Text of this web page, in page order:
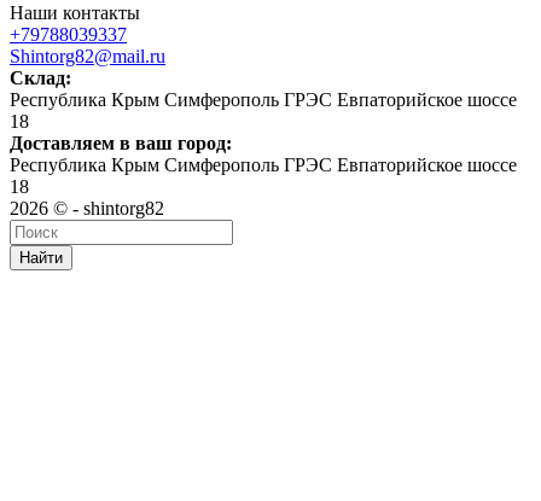
Наши контакты
+79788039337
Shintorg82@mail.ru
Склад:
Республика Крым Симферополь ГРЭС Евпаторийское шоссе
18
Доставляем в ваш город:
Республика Крым Симферополь ГРЭС Евпаторийское шоссе
18
2026 © - shintorg82
Найти